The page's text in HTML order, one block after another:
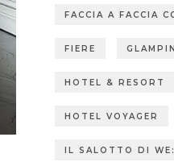
FACCIA A FACCIA
FIERE
HOTEL & RESORT
HOTEL VOYAGER
IL SALOTTO DI